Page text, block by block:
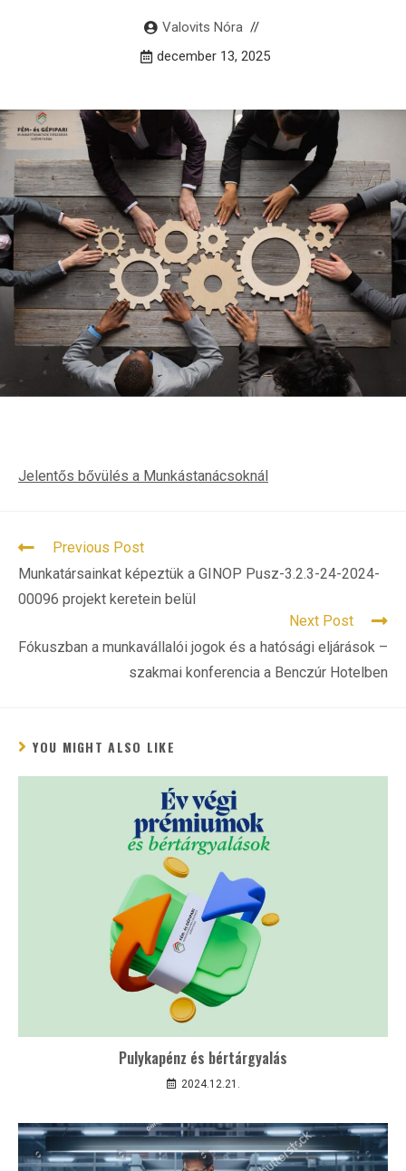
Valovits Nóra
december 13, 2025
Jelentős bővülés a Munkástanácsoknál
READ
MORE
ARTICLES
Previous Post
Munkatársainkat képeztük a GINOP Pusz-3.2.3-24-2024-
00096 projekt keretein belül
Next Post
Fókuszban a munkavállalói jogok és a hatósági eljárások –
szakmai konferencia a Benczúr Hotelben
YOU MIGHT ALSO LIKE
Pulykapénz és bértárgyalás
2024.12.21.